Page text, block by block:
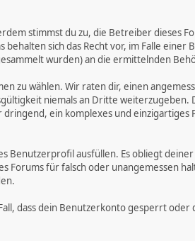
stimmst du zu, die Betreiber dieses
sich das Recht vor, im Falle
wurden) an die ermittelnden
zu wählen. Wir raten dir, einen
niemals an Dritte weiterzugeben.
ein komplexes und
Benutzerprofil ausfüllen. Es obliegt
Forums für falsch oder unangemessen
dass dein Benutzerkonto gesperrt